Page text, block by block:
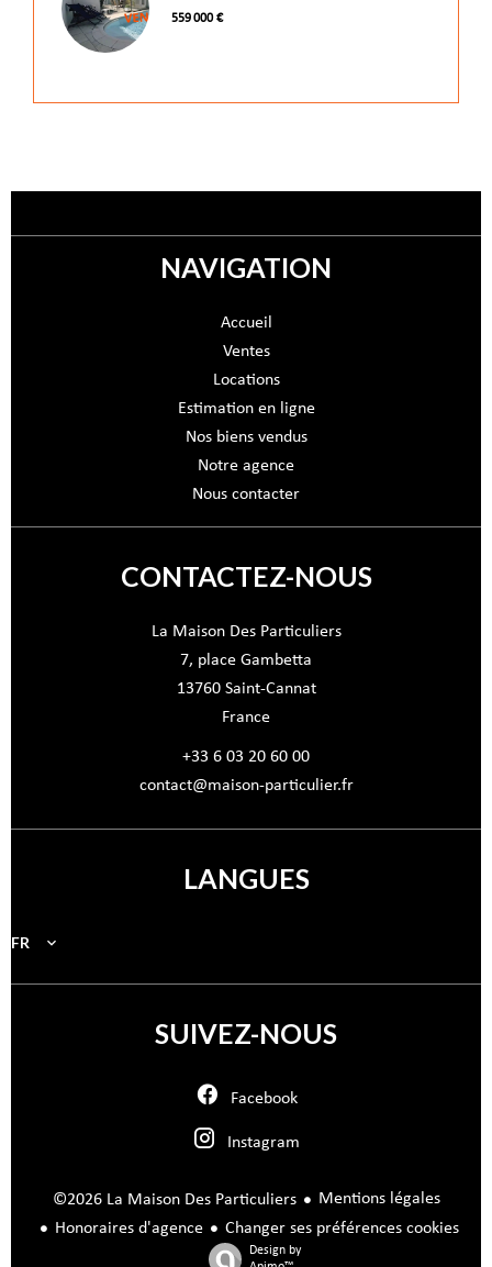
559 000 €
NAVIGATION
Accueil
Ventes
Locations
Estimation en ligne
Nos biens vendus
Notre agence
Nous contacter
CONTACTEZ-NOUS
La Maison Des Particuliers
7, place Gambetta
13760Saint-Cannat
France
+33 6 03 20 60 00
contact@maison-particulier.fr
LANGUES
FR
SUIVEZ-NOUS
Facebook
Instagram
©2026 La Maison Des Particuliers
Mentions légales
Honoraires d'agence
Changer ses préférences cookies
Design by